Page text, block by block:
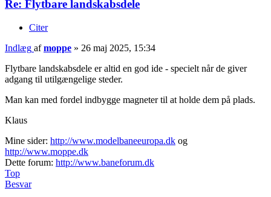
Re: Flytbare landskabsdele
Citer
Indlæg afmoppe » 26 maj 2025, 15:34
Flytbare landskabsdele er altid en god ide - specielt når de giver
adgang til utilgængelige steder.
Man kan med fordel indbygge magneter til at holde dem på plads.
Klaus
Mine sider: http://www.modelbaneeuropa.dk og
http://www.moppe.dk
Dette forum: http://www.baneforum.dk
Top
Besvar